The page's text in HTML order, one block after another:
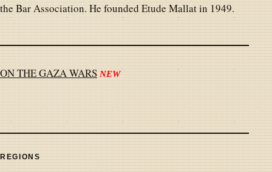
the Bar Association. He founded Etude Mallat in 1949.
ON THE GAZA WARS NEW
REGIONS